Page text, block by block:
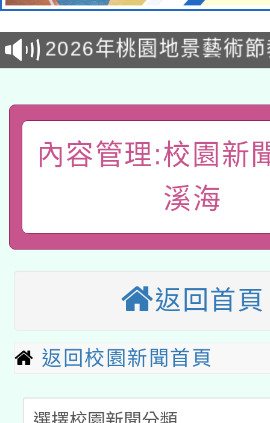
115年8月22日(星期六
桃園市孔廟祈福系列
2026年桃園地景藝術
「2026桃園藝術巡演
關事宜
轉知教育部國民及學前
國立臺灣師範大學辦理
年度健康促進學校輔導
業成長研習」實施計畫
原住民族教育政策研討
族教育國際趨勢與發展
轉知教育部國民及學前
新北市政府教育局辦
師專業成長研習實施計
函轉國立臺灣師範大學
文教學共融平台-教案
件」活動簡章
教育部國民及學前教育
年度COVID-19疫苗接
接種之民眾」措施，延
本市兒童口腔健康促進
宣導素材2份，請協助
管道加強宣導
115年8月22日(星期六
桃園市孔廟祈福系列
開 智慧啟航」
2026年桃園地景藝術
「2026桃園藝術巡演
關事宜
轉知教育部國民及學前
內容管理:校園新
溪海
返回首頁
返回校園新聞首頁